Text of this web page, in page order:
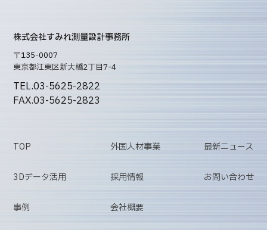
株式会社すみれ測量設計事務所
〒135-0007
東京都江東区新大橋2丁目7-4
TEL.03-5625-2822
FAX.03-5625-2823
TOP
3Dデータ活用
事例
外国人材事業
採用情報
会社概要
最新ニュース
お問い合わせ